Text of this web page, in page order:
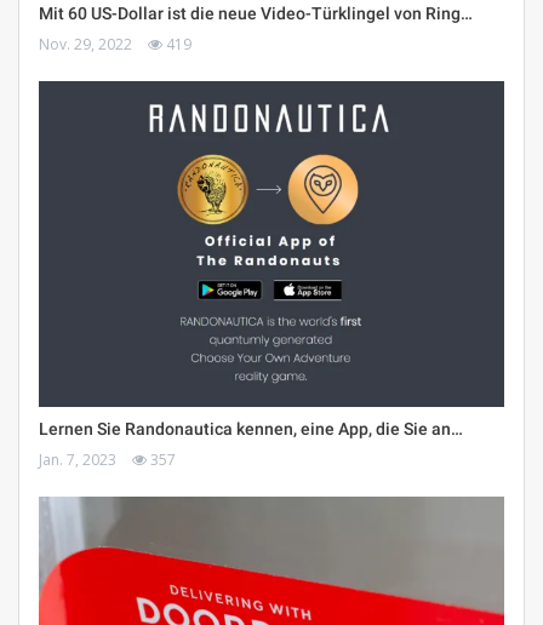
Mit 60 US-Dollar ist die neue Video-Türklingel von Ring…
Nov. 29, 2022 419
Lernen Sie Randonautica kennen, eine App, die Sie an…
Jan. 7, 2023 357